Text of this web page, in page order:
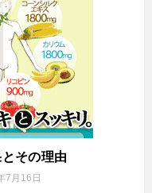
その理由
7月16日